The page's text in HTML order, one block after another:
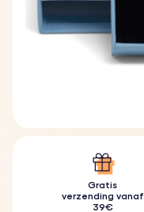
Gratis
verzending vanaf
39€